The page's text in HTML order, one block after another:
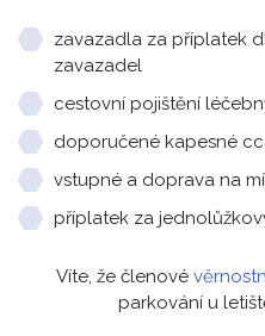
zavazadla za příplatek
zavazadel
cestovní pojištění
doporučené kapesné
vstupné a doprava na
příplatek za
Víte, že členové
parkování u